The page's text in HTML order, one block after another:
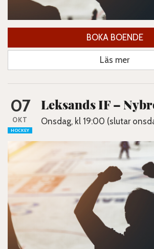
BOKA BOENDE
Läs mer
07
OKT
HOCKEY
Leksands IF –
Onsdag, kl 19:00 (slutar